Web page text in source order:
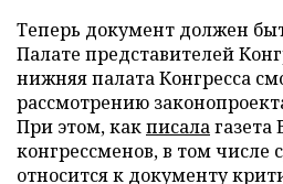
Теперь документ должен
Палате представителей
нижняя палата Конгресса
рассмотрению
При этом, какписалагазета
конгрессменов, в том числе
относится к документу